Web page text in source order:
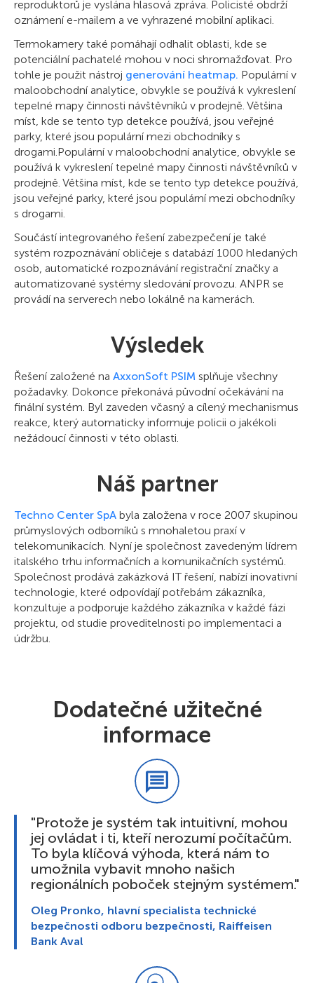
reproduktorů je vyslána hlasová zpráva. Policisté obdrží
oznámení e-mailem a ve vyhrazené mobilní aplikaci.
Termokamery také pomáhají odhalit oblasti, kde se
potenciální pachatelé mohou v noci shromažďovat. Pro
tohle je použit nástroj generování heatmap. Populární v
maloobchodní analytice, obvykle se používá k vykreslení
tepelné mapy činnosti návštěvníků v prodejně. Většina
míst, kde se tento typ detekce používá, jsou veřejné
parky, které jsou populární mezi obchodníky s
drogami.Populární v maloobchodní analytice, obvykle se
používá k vykreslení tepelné mapy činnosti návštěvníků v
prodejně. Většina míst, kde se tento typ detekce používá,
jsou veřejné parky, které jsou populární mezi obchodníky
s drogami.
Součástí integrovaného řešení zabezpečení je také
systém rozpoznávání obličeje s databází 1000 hledaných
osob, automatické rozpoznávání registrační značky a
automatizované systémy sledování provozu. ANPR se
provádí na serverech nebo lokálně na kamerách.
Výsledek
Řešení založené na AxxonSoft PSIM splňuje všechny
požadavky. Dokonce překonává původní očekávání na
finální systém. Byl zaveden včasný a cílený mechanismus
reakce, který automaticky informuje policii o jakékoli
nežádoucí činnosti v této oblasti.
Náš partner
Techno Center SpА byla založena v roce 2007 skupinou
průmyslových odborníků s mnohaletou praxí v
telekomunikacích. Nyní je společnost zavedeným lídrem
italského trhu informačních a komunikačních systémů.
Společnost prodává zakázková IT řešení, nabízí inovativní
technologie, které odpovídají potřebám zákazníka,
konzultuje a podporuje každého zákazníka v každé fázi
projektu, od studie proveditelnosti po implementaci a
údržbu.
Dodatečné užitečné
informace
"Protože je systém tak intuitivní, mohou
jej ovládat i ti, kteří nerozumí počítačům.
To byla klíčová výhoda, která nám to
umožnila vybavit mnoho našich
regionálních poboček stejným systémem."
Oleg Pronko, hlavní specialista technické
bezpečnosti odboru bezpečnosti, Raiffeisen
Bank Aval